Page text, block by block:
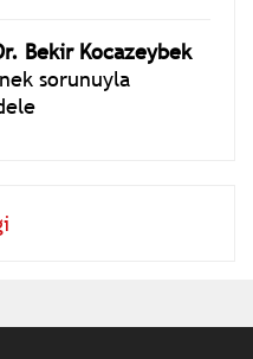
Bekir Kocazeybek
sorunuyla